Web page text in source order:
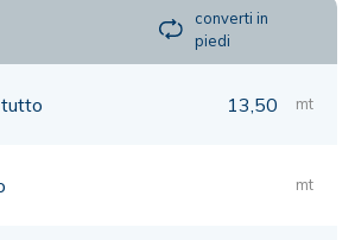
converti in
piedi
13,50 mt
mt